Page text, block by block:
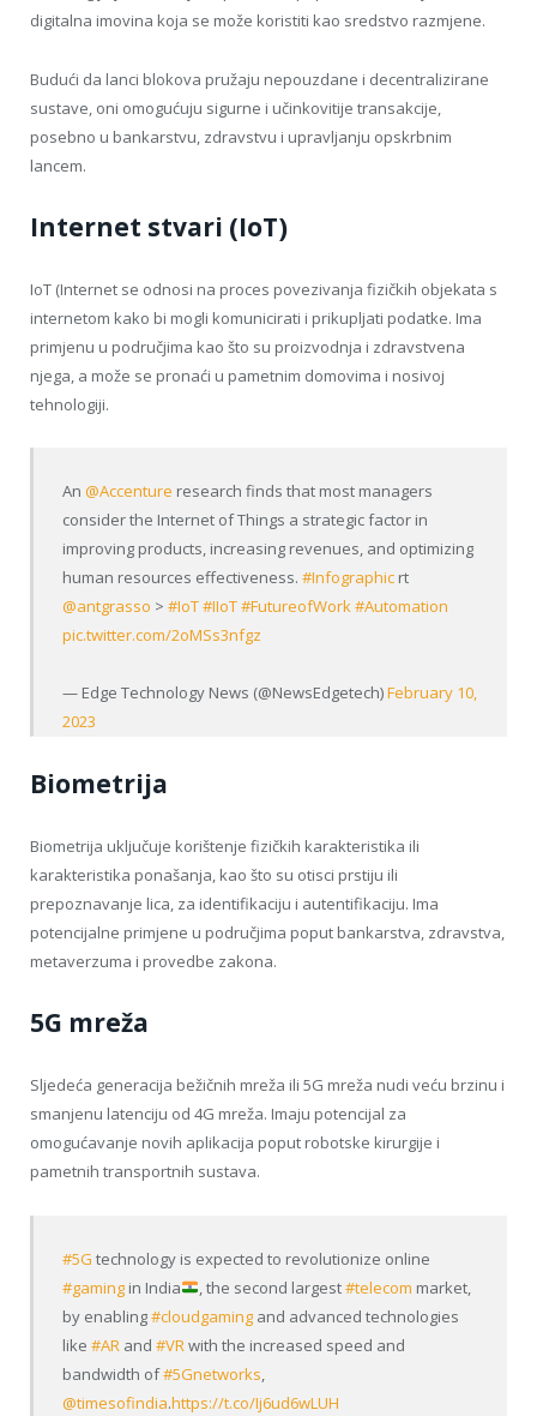
digitalna imovina koja se može koristiti kao sredstvo razmjene.
Budući da lanci blokova pružaju nepouzdane i decentralizirane
sustave, oni omogućuju sigurne i učinkovitije transakcije,
posebno u bankarstvu, zdravstvu i upravljanju opskrbnim
lancem.
Internet stvari (IoT)
IoT (Internet se odnosi na proces povezivanja fizičkih objekata s
internetom kako bi mogli komunicirati i prikupljati podatke. Ima
primjenu u područjima kao što su proizvodnja i zdravstvena
njega, a može se pronaći u pametnim domovima i nosivoj
tehnologiji.
An@Accenture research finds that most managers
consider the Internet of Things a strategic factor in
improving products, increasing revenues, and optimizing
human resources effectiveness.#Infographic rt
@antgrasso >#IoT#IIoT#FutureofWork#Automation
pic.twitter.com/2oMSs3nfgz
— Edge Technology News (@NewsEdgetech)February 10,
2023
Biometrija
Biometrija uključuje korištenje fizičkih karakteristika ili
karakteristika ponašanja, kao što su otisci prstiju ili
prepoznavanje lica, za identifikaciju i autentifikaciju. Ima
potencijalne primjene u područjima poput bankarstva, zdravstva,
metaverzuma i provedbe zakona.
5G mreža
Sljedeća generacija bežičnih mreža ili 5G mreža nudi veću brzinu i
smanjenu latenciju od 4G mreža. Imaju potencijal za
omogućavanje novih aplikacija poput robotske kirurgije i
pametnih transportnih sustava.
#5G technology is expected to revolutionize online
#gaming in India , the second largest#telecom market,
by enabling#cloudgaming and advanced technologies
like#AR and#VRwith the increased speed and
bandwidth of#5Gnetworks,
@timesofindia.https://t.co/Ij6ud6wLUH